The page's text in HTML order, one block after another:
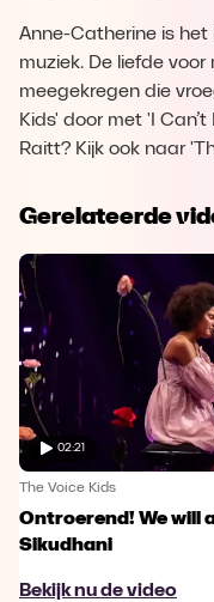
Anne-Catherine is
muziek. De liefde
meegekregen die
Kids' door met 'I
Raitt? Kijk ook naar
Gerelateerde
02:21
The Voice Kids
Ontroerend! We will
Sikudhani
Bekijk nu de video